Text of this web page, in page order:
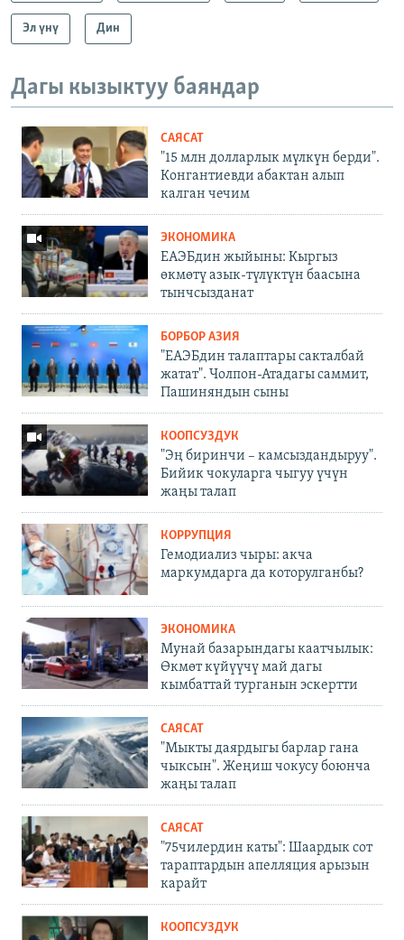
Эл үнү Дин
Дагы кызыктуу баяндар
САЯСАТ
"15 млн долларлык мүлкүн берди".
Конгантиевди абактан алып
калган чечим
ЭКОНОМИКА
ЕАЭБдин жыйыны: Кыргыз
өкмөтү азык-түлүктүн баасына
тынчсызданат
БОРБОР АЗИЯ
"ЕАЭБдин талаптары сакталбай
жатат". Чолпон-Атадагы саммит,
Пашиняндын сыны
КООПСУЗДУК
"Эң биринчи – камсыздандыруу".
Бийик чокуларга чыгуу үчүн
жаңы талап
КОРРУПЦИЯ
Гемодиализ чыры: акча
маркумдарга да которулганбы?
ЭКОНОМИКА
Мунай базарындагы каатчылык:
Өкмөт күйүүчү май дагы
кымбаттай турганын эскертти
САЯСАТ
"Мыкты даярдыгы барлар гана
чыксын". Жеңиш чокусу боюнча
жаңы талап
САЯСАТ
"75чилердин каты": Шаардык сот
тараптардын апелляция арызын
карайт
КООПСУЗДУК